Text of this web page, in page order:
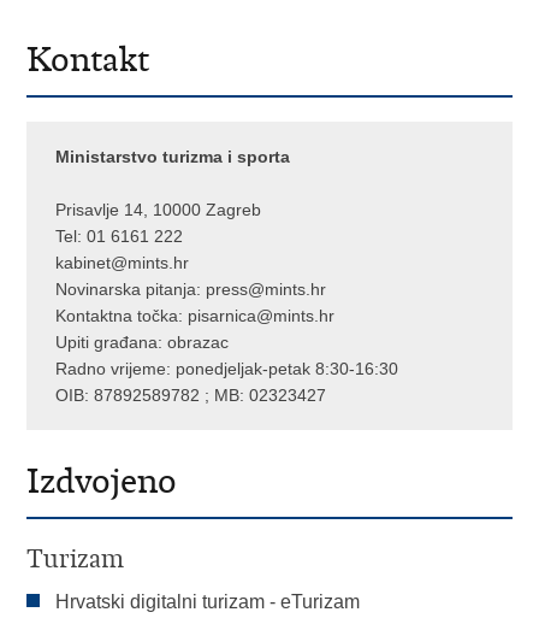
Kontakt
Ministarstvo turizma i sporta
Prisavlje 14, 10000 Zagreb
Tel: 01 6161 222
kabinet@mints.hr
Novinarska pitanja: press@mints.hr
Kontaktna točka: pisarnica@mints.hr
Upiti građana:obrazac
Radno vrijeme: ponedjeljak-petak 8:30-16:30
OIB: 87892589782 ; MB: 02323427
Izdvojeno
Turizam
Hrvatski digitalni turizam - eTurizam